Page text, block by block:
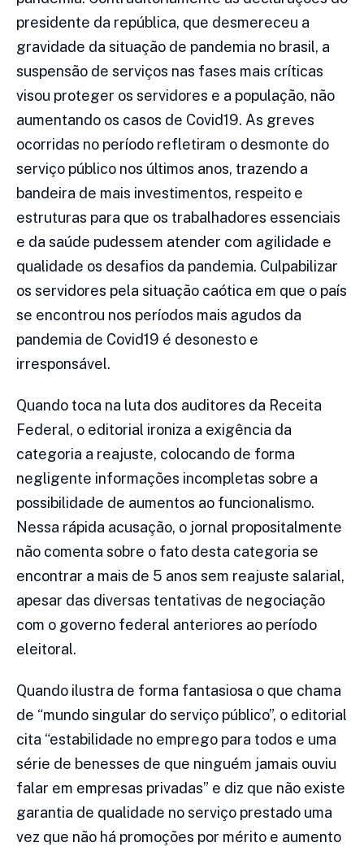
presidente da república, que desmereceu a
gravidade da situação de pandemia no brasil, a
suspensão de serviços nas fases mais críticas
visou proteger os servidores e a população, não
aumentando os casos de Covid19. As greves
ocorridas no período refletiram o desmonte do
serviço público nos últimos anos, trazendo a
bandeira de mais investimentos, respeito e
estruturas para que os trabalhadores essenciais
e da saúde pudessem atender com agilidade e
qualidade os desafios da pandemia. Culpabilizar
os servidores pela situação caótica em que o país
se encontrou nos períodos mais agudos da
pandemia de Covid19 é desonesto e
irresponsável.
Quando toca na luta dos auditores da Receita
Federal, o editorial ironiza a exigência da
categoria a reajuste, colocando de forma
negligente informações incompletas sobre a
possibilidade de aumentos ao funcionalismo.
Nessa rápida acusação, o jornal propositalmente
não comenta sobre o fato desta categoria se
encontrar a mais de 5 anos sem reajuste salarial,
apesar das diversas tentativas de negociação
com o governo federal anteriores ao período
eleitoral.
Quando ilustra de forma fantasiosa o que chama
de “mundo singular do serviço público”, o editorial
cita “estabilidade no emprego para todos e uma
série de benesses de que ninguém jamais ouviu
falar em empresas privadas” e diz que não existe
garantia de qualidade no serviço prestado uma
vez que não há promoções por mérito e aumento